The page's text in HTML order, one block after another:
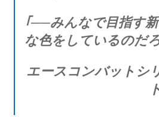
｢──みんなで目指す新しい空はどん
な色をしているのだ
エースコンバットシリーズ ブラン